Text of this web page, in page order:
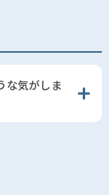
な気がしま